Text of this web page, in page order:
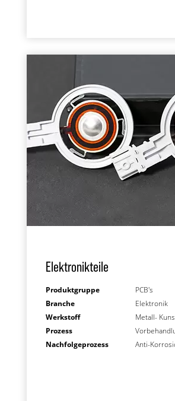
Elektronikteile
Produktgruppe
PCB's
Branche
Elektronik
Werkstoff
Metall-
Prozess
Nachfolgeprozess
Anti-